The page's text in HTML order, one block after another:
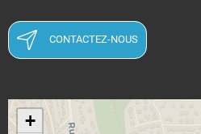
CONTACTEZ-NOUS
+